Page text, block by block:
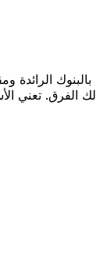
لك الفرق. تعني